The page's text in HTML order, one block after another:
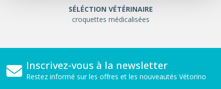
SÉLÉCTION VÉTÉRINAIRE
croquettes médicalisées
Inscrivez-vous à la newsletter
Restez informé sur les offres et les nouveautés Vétorino